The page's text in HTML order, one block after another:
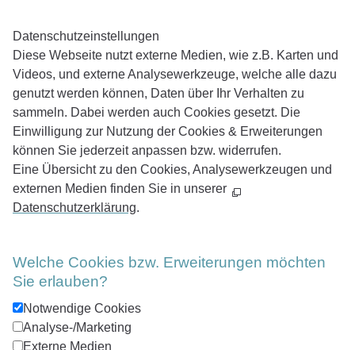
Daten­schutz­ein­stellungen
Diese Webseite nutzt externe Medien, wie z.B. Karten und
Videos, und externe Analysewerkzeuge, welche alle dazu
genutzt werden können, Daten über Ihr Verhalten zu
sammeln. Dabei werden auch Cookies gesetzt. Die
Einwilligung zur Nutzung der Cookies & Erweiterungen
können Sie jederzeit anpassen bzw. widerrufen.
Eine Übersicht zu den Cookies, Analysewerkzeugen und
externen Medien finden Sie in unserer
Datenschutzerklärung.
Welche Cookies bzw. Erweiterungen möchten
Sie erlauben?
Notwendige Cookies
Analyse-/Marketing
Externe Medien